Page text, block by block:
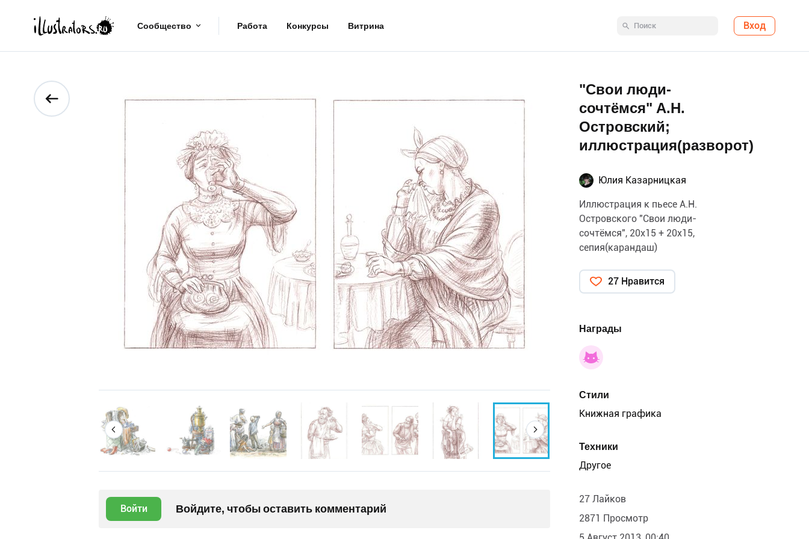
Сообщество Работа Конкурсы Витрина Вход
Войти Войдите, чтобы оставить комментарий
"Свои люди-
сочтёмся" А.Н.
Островский;
иллюстрация(разворот)
Юлия Казарницкая
Иллюстрация к пьесе А.Н.
Островского "Свои люди-
сочтёмся", 20х15 + 20х15,
сепия(карандаш)
27 Нравится
Награды
Стили
Книжная графика
Техники
Другое
27 Лайков
2871 Просмотр